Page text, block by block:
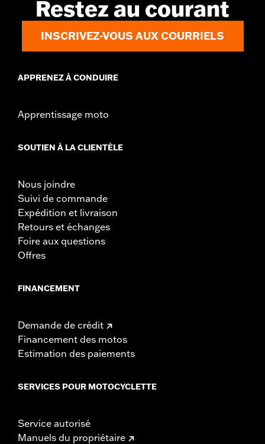
Restez au courant
INSCRIVEZ-VOUS AUX COURRIELS
APPRENEZ À CONDUIRE
Apprentissage moto
SOUTIEN À LA CLIENTÈLE
Nous joindre
Suivi de commande
Expédition et livraison
Retours et échanges
Foire aux questions
Offres
FINANCEMENT
Demande de crédit
Financement des motos
Estimation des paiements
SERVICES POUR MOTOCYCLETTE
Service autorisé
Manuels du propriétaire